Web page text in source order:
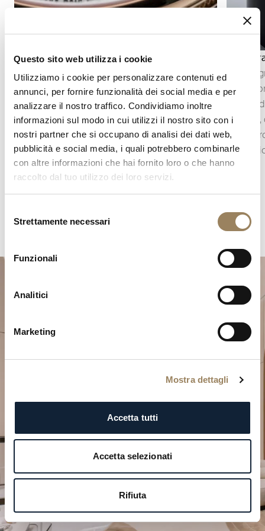
Questo sito web utilizza i cookie
Utilizziamo i cookie per personalizzare contenuti ed
annunci, per fornire funzionalità dei social media e per
analizzare il nostro traffico. Condividiamo inoltre
informazioni sul modo in cui utilizzi il nostro sito con i
nostri partner che si occupano di analisi dei dati web,
pubblicità e social media, i quali potrebbero combinarle
con altre informazioni che hai fornito loro o che hanno
raccolto dal tuo utilizzo dei loro servizi.
delStrettamente necessari
Funzionali
Analitici
Marketing
Mostra dettagli
Accetta tutti
Accetta selezionati
Rifiuta
Indicazione dei secondi
L’indicazione dei secondi permette di seguire
con precisione lo scorrere del tempo. A seconda
della costruzione del movimento, può assumere
la forma di una lancetta dei secondi centrale
oppure di piccoli secondi decentrati, integrati
nell’architettura del quadrante.
Il
tempo
Breguet,
una
d’eccezione
Esplora le nostre creazioni orologiere in una delle
nostre boutique.
PIANIFICA LA TUA VISITA